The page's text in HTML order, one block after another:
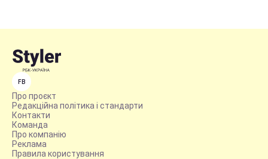
FB
Про проєкт
Редакційна політика і стандарти
Контакти
Команда
Про компанію
Реклама
Правила користування